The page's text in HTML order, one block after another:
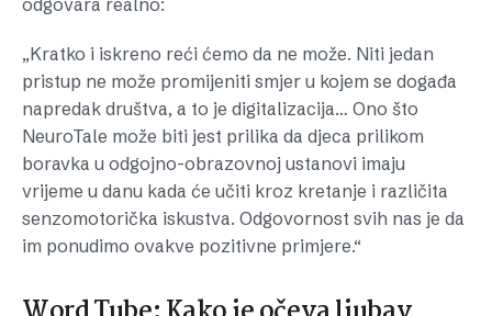
odgovara realno:
„Kratko i iskreno reći ćemo da ne može. Niti jedan
pristup ne može promijeniti smjer u kojem se događa
napredak društva, a to je digitalizacija… Ono što
NeuroTale može biti jest prilika da djeca prilikom
boravka u odgojno-obrazovnoj ustanovi imaju
vrijeme u danu kada će učiti kroz kretanje i različita
senzomotorička iskustva. Odgovornost svih nas je da
im ponudimo ovakve pozitivne primjere.“